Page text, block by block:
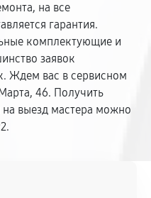
на все
гарантия.
комплектующие и
заявок
Ждем вас в сервисном
46. Получить
на выезд мастера можно